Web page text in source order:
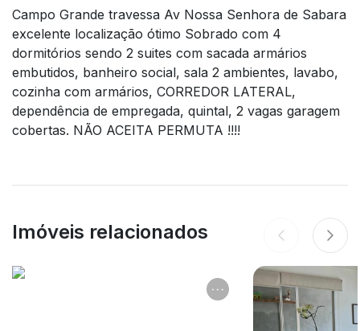
Campo Grande travessa Av Nossa Senhora de Sabara
excelente localização ótimo Sobrado com 4
dormitórios sendo 2 suites com sacada armários
embutidos, banheiro social, sala 2 ambientes, lavabo,
cozinha com armários, CORREDOR LATERAL,
dependência de empregada, quintal, 2 vagas garagem
cobertas. NÃO ACEITA PERMUTA !!!!
Imóveis relacionados